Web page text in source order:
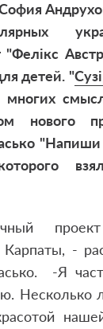
детей. "
многих
нового
"Напиши
-
-Я
Несколько